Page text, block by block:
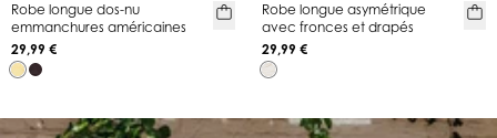
Robe longue dos-nu
emmanchures américaines
29,99 €
Robe longue asymétrique
avec fronces et drapés
29,99 €